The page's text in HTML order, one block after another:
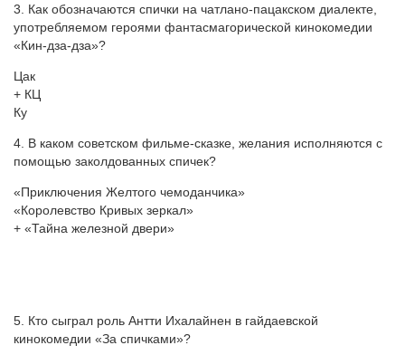
3. Как обозначаются спички на чатлано-пацакском диалекте,
употребляемом героями фантасмагорической кинокомедии
«Кин-дза-дза»?
Цак
+ КЦ
Ку
4. В каком советском фильме-сказке, желания исполняются с
помощью заколдованных спичек?
«Приключения Желтого чемоданчика»
«Королевство Кривых зеркал»
+ «Тайна железной двери»
5. Кто сыграл роль Антти Ихалайнен в гайдаевской
кинокомедии «За спичками»?